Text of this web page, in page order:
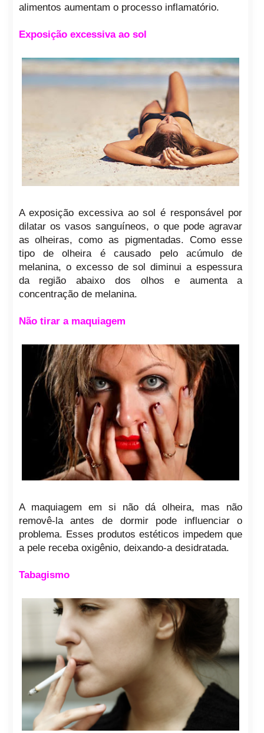
alimentos aumentam o processo inflamatório.
Exposição excessiva ao sol
A exposição excessiva ao sol é responsável por
dilatar os vasos sanguíneos, o que pode agravar
as olheiras, como as pigmentadas. Como esse
tipo de olheira é causado pelo acúmulo de
melanina, o excesso de sol diminui a espessura
da região abaixo dos olhos e aumenta a
concentração de melanina.
Não tirar a maquiagem
A maquiagem em si não dá olheira, mas não
removê-la antes de dormir pode influenciar o
problema. Esses produtos estéticos impedem que
a pele receba oxigênio, deixando-a desidratada.
Tabagismo